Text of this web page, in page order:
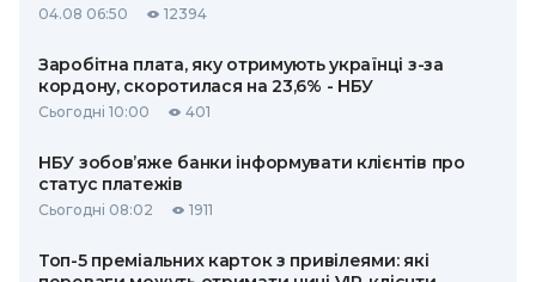
04.08 06:50 12394
Заробітна плата, яку отримують українці з-за
кордону, скоротилася на 23,6% - НБУ
Сьогодні 10:00 401
НБУ зобов’яже банки інформувати клієнтів про
статус платежів
Сьогодні 08:02 1911
Топ-5 преміальних карток з привілеями: які